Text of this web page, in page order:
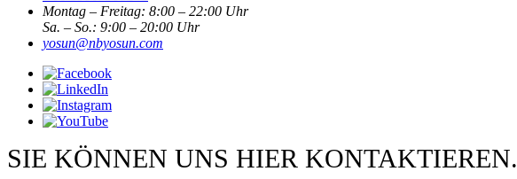
Montag – Freitag: 8:00 – 22:00 Uhr
Sa. – So.: 9:00 – 20:00 Uhr
yosun@nbyosun.com
SIE KÖNNEN UNS HIER KONTAKTIEREN.